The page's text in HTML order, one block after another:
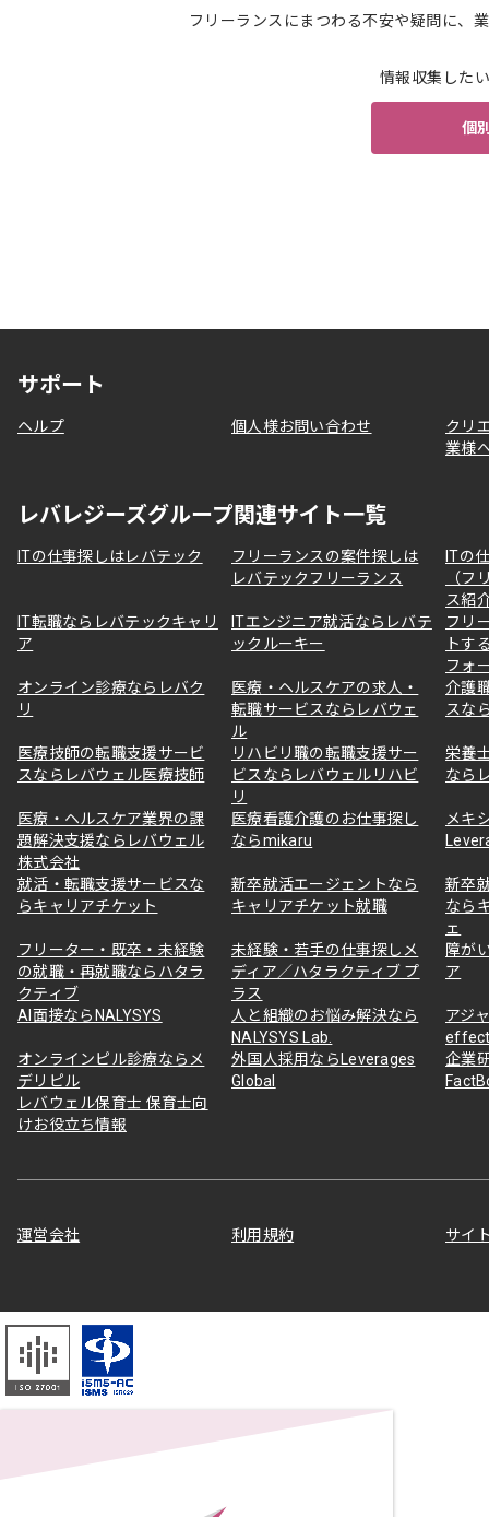
フリーランスにまつわる不安や疑問に、
情報収集した
個
サポート
ヘルプ 個人様お問い合わせ
クリ
業様
レバレジーズグループ関連サイト一覧
ITの仕事探しはレバテック
フリーランスの案件探しは
レバテックフリーランス
ITの
（フ
ス紹
IT転職ならレバテックキャリ
ア
ITエンジニア就活ならレバテ
ックルーキー
フリ
トす
フォ
オンライン診療ならレバク
リ
医療・ヘルスケアの求人・
転職サービスならレバウェ
ル
介護
スな
医療技師の転職支援サービ
スならレバウェル医療技師
リハビリ職の転職支援サー
ビスならレバウェルリハビ
リ
栄養
なら
医療・ヘルスケア業界の課
題解決支援ならレバウェル
株式会社
医療看護介護のお仕事探し
ならmikaru
メキ
就活・転職支援サービスな
らキャリアチケット
新卒就活エージェントなら
キャリアチケット就職
新卒
なら
ェ
フリーター・既卒・未経験
の就職・再就職ならハタラ
クティブ
未経験・若手の仕事探しメ
ディア／ハタラクティブ プ
ラス
障が
ア
AI面接ならNALYSYS
人と組織のお悩み解決なら
NALYSYS Lab.
アジ
オンラインピル診療ならメ
デリピル
外国人採用ならLeverages
Global
企業
レバウェル保育士 保育士向
けお役立ち情報
運営会社 利用規約 サイ